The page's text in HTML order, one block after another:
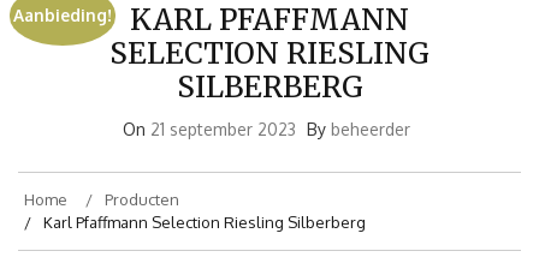
KARL PFAFFMANN
SELECTION RIESLING
SILBERBERG
On 21 september 2023 By beheerder
Home
Producten
Karl Pfaffmann Selection Riesling Silberberg
Aanbieding!